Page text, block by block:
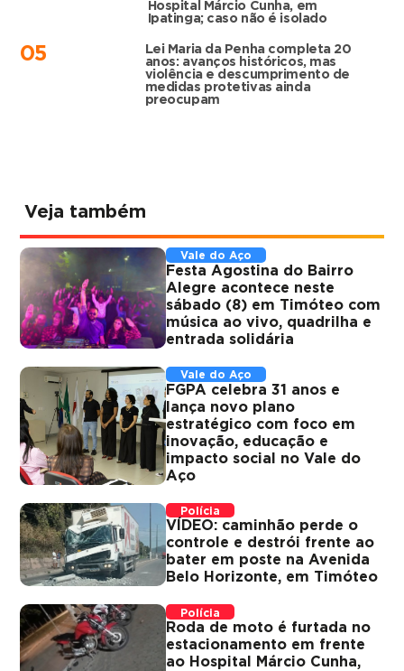
Hospital Márcio Cunha, em
Ipatinga; caso não é isolado
05
Lei Maria da Penha completa 20
anos: avanços históricos, mas
violência e descumprimento de
medidas protetivas ainda
preocupam
Veja também
Vale do Aço
Festa Agostina do Bairro
Alegre acontece neste
sábado (8) em Timóteo com
música ao vivo, quadrilha e
entrada solidária
Vale do Aço
FGPA celebra 31 anos e
lança novo plano
estratégico com foco em
inovação, educação e
impacto social no Vale do
Aço
Polícia
VÍDEO: caminhão perde o
controle e destrói frente ao
bater em poste na Avenida
Belo Horizonte, em Timóteo
Polícia
Roda de moto é furtada no
estacionamento em frente
ao Hospital Márcio Cunha,